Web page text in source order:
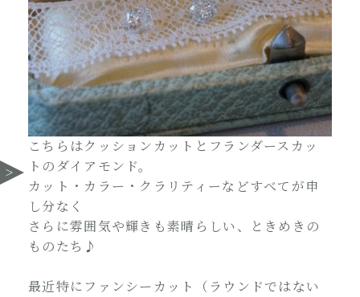
こちらはクッションカットとフランダースカッ
トのダイアモンド。
カット・カラー・クラリティーなどすべてが申
し分なく
さらに雰囲気や輝きも素晴らしい、ときめきの
ものたち♪
最近特にファンシーカット（ラウンドではない